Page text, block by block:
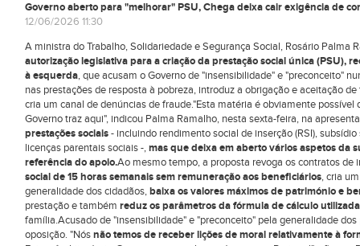
Governo aberto para "melhorar" PSU, Chega deixa cair exigência de
12/06/2026 11:30
A ministra do Trabalho, Solidariedade e Segurança Social, Rosário Palma
autorização legislativa para a criação da prestação social única (PSU),
à esquerda, que acusam o Governo de "insensibilidade" e "preconceito"
nas prestações de resposta à pobreza, introduz a obrigação e aceitação
cria um canal de denúncias de fraude."Esta matéria é obviamente
Governo traz aqui", indicou Palma Ramalho, nesta sexta-feira, na
prestações sociais- incluindo rendimento social de inserção (RSI),
licenças parentais sociais -,mas que deixa em aberto vários aspetos da
referência do apoio.Ao mesmo tempo, a proposta revoga os contratos
social de 15 horas semanais sem remuneração aos beneficiários, cria
generalidade dos cidadãos,baixa os valores máximos de património e
prestação e também reduz os parâmetros da fórmula de cálculo
família.Acusado de "insensibilidade" e "preconceito" pela generalidade
oposição. "Nósnão temos de receber lições de moral relativamente à